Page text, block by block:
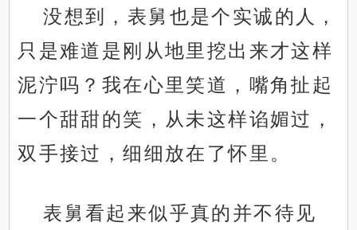
没想到，表舅也是个实诚的人，
只是难道是刚从地里挖出来才这样
泥泞吗？我在心里笑道，嘴角扯起
一个甜甜的笑，从未这样谄媚过，
双手接过，细细放在了怀里。
表舅看起来似乎真的并不待见